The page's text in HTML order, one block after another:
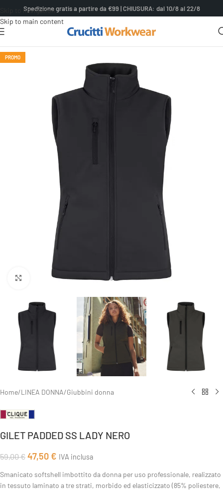
contenuto
Skip to navigation
Skip to main content
Spedizione gratis a partire da €99 | CHIUSURA: dal 10/8 al 22/8
PROMO
Clicca per ingrandire
Home/LINEA DONNA/Giubbini donna
GILET PADDED SS LADY NERO
59,00€ 47,50 € IVA inclusa
Smanicato softshell imbottito da donna per uso professionale, realizzato
in tessuto laminato a tre strati, morbido ed elasticizzato (85% poliestere,